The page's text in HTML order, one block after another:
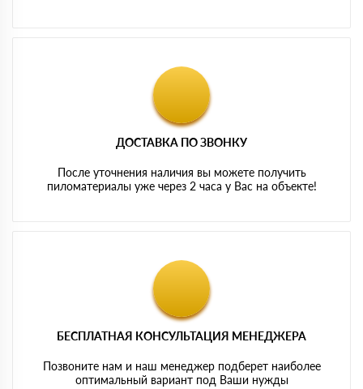
ДОСТАВКА ПО ЗВОНКУ
После уточнения наличия вы можете получить
пиломатериалы уже через 2 часа у Вас на объекте!
БЕСПЛАТНАЯ КОНСУЛЬТАЦИЯ МЕНЕДЖЕРА
Позвоните нам и наш менеджер подберет наиболее
оптимальный вариант под Ваши нужды